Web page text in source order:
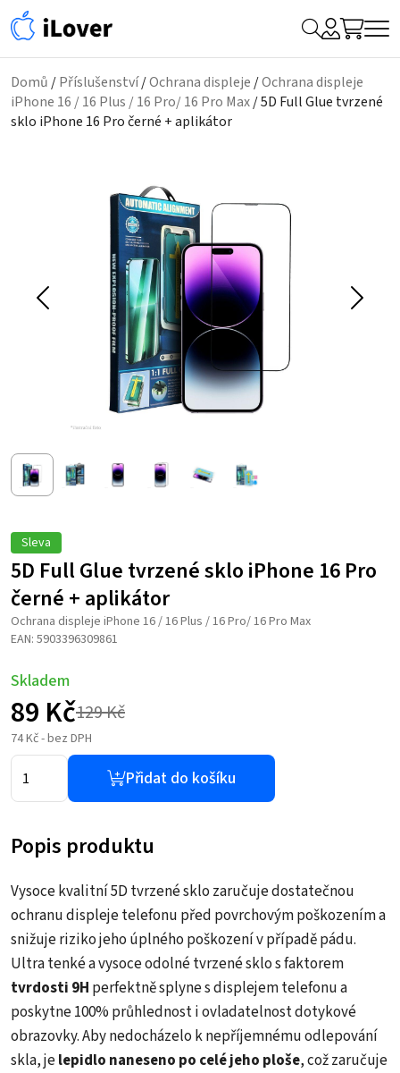
Hledat
My
Account
Domů /Příslušenství/Ochrana displeje /Ochrana displeje
iPhone 16 / 16 Plus / 16 Pro/ 16 Pro Max/ 5D Full Glue tvrzené
sklo iPhone 16 Pro černé + aplikátor
Sleva
5D Full Glue tvrzené sklo iPhone 16 Pro
černé + aplikátor
Ochrana displeje iPhone 16 / 16 Plus / 16 Pro/ 16 Pro Max
EAN: 5903396309861
Skladem
129Kč
Původní
cena
byla:
129 Kč.
89 Kč
Aktuální
cena
je:
89 Kč.
74Kč- bez DPH
Přidat do košíku
Popis produktu
Vysoce kvalitní 5D tvrzené sklo zaručuje dostatečnou
ochranu displeje telefonu před povrchovým poškozením a
snižuje riziko jeho úplného poškození v případě pádu.
Ultra tenké a vysoce odolné tvrzené sklo s faktorem
tvrdosti 9H perfektně splyne s displejem telefonu a
poskytne 100% průhlednost i ovladatelnost dotykové
obrazovky. Aby nedocházelo k nepříjemnému odlepování
skla, jelepidlo naneseno po celé jeho ploše, což zaručuje